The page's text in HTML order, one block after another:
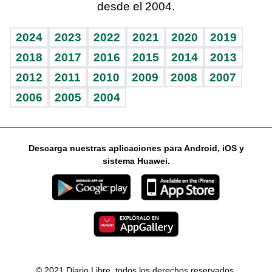
Vida y familia
Eñe
Celebrando la vida
Sin complejos
En pocas palabras
Escuchando al corazón
Economía Personal
Consulta Libre
BRV
TBT Deportivo
Más firmas
Guía del dinero
Horóscopos
desde el 2004.
2024 2023 2022 2021 2020
2019
2018
2017 2016 2015 2014
2013
2012
2011 2010 2009 2008
2007
2006
2005 2004
Descarga nuestras aplicaciones para Android, iOS y
sistema Huawei.
© 2021 Diario Libre, todos los derechos reservados.